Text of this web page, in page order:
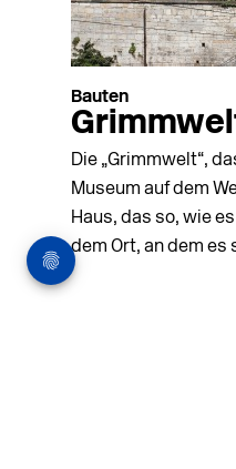
Bauten
Die „Grimmwelt“,
Museum auf dem
Haus, das so, wie
dem Ort, an dem es